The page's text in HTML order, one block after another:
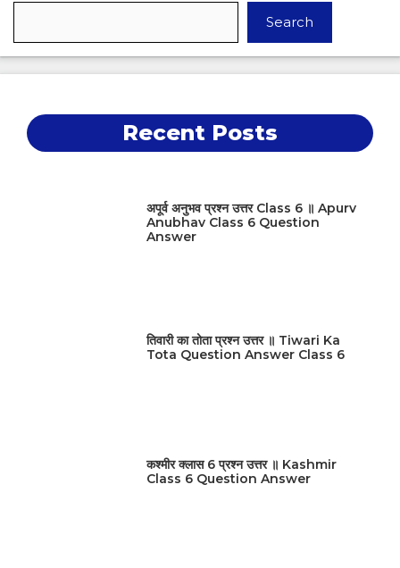
Search
Recent Posts
अपूर्व अनुभव प्रश्न उत्तर Class 6 ॥ Apurv
Anubhav Class 6 Question
Answer
तिवारी का तोता प्रश्न उत्तर ॥ Tiwari Ka
Tota Question Answer Class 6
कश्मीर क्लास 6 प्रश्न उत्तर ॥ Kashmir
Class 6 Question Answer